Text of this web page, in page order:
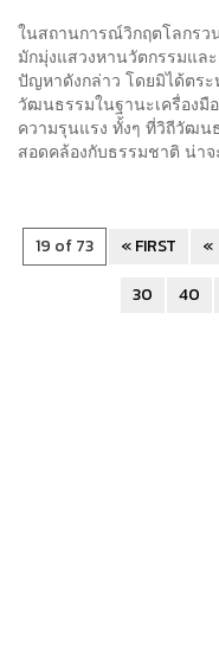
ในสถานการณ์วิกฤตโลกรว
มักมุ่งแสวงหานวัตกรรมแล
ปัญหาดังกล่าว โดยมิได้ตร
วัฒนธรรมในฐานะเครื่อง
ความรุนแรง ทั้งๆ ที่วิถีวัฒน
สอดคล้องกับธรรมชาติ น่า
19 of 73 « FIRST «
30
40